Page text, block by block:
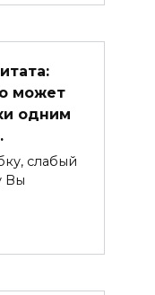
может
одним
слабый
Вы